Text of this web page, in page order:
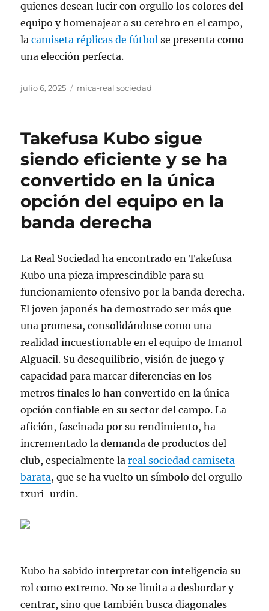
quienes desean lucir con orgullo los colores del
equipo y homenajear a su cerebro en el campo,
lacamiseta réplicas de fútbol se presenta como
una elección perfecta.
Publicado
julio 6, 2025 Categorías
mica-real sociedad
Takefusa Kubo sigue
siendo eficiente y se ha
convertido en la única
opción del equipo en la
banda derecha
La Real Sociedad ha encontrado en Takefusa
Kubo una pieza imprescindible para su
funcionamiento ofensivo por la banda derecha.
El joven japonés ha demostrado ser más que
una promesa, consolidándose como una
realidad incuestionable en el equipo de Imanol
Alguacil. Su desequilibrio, visión de juego y
capacidad para marcar diferencias en los
metros finales lo han convertido en la única
opción confiable en su sector del campo. La
afición, fascinada por su rendimiento, ha
incrementado la demanda de productos del
club, especialmente lareal sociedad camiseta
barata, que se ha vuelto un símbolo del orgullo
txuri-urdin.
Kubo ha sabido interpretar con inteligencia su
rol como extremo. No se limita a desbordar y
centrar, sino que también busca diagonales